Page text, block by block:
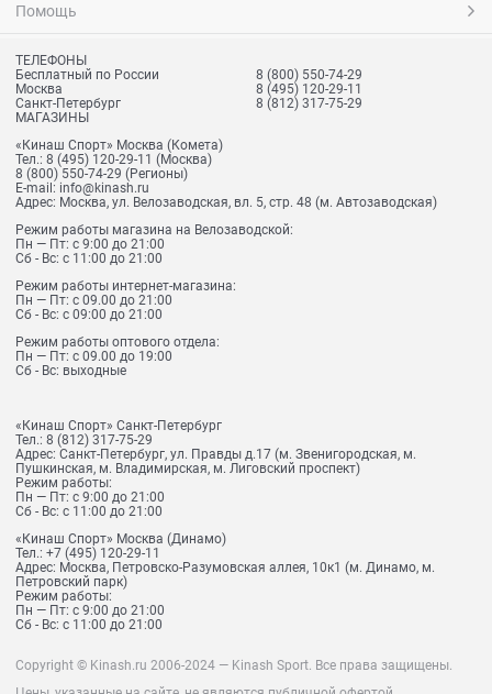
Помощь
ТЕЛЕФОНЫ
Бесплатный по России
8 (800) 550-74-29
Москва
8 (495) 120-29-11
Санкт-Петербург
8 (812) 317-75-29
МАГАЗИНЫ
«Кинаш Спорт» Москва (Комета)
Тел.: 8 (495) 120-29-11 (Москва)
8 (800) 550-74-29 (Регионы)
E-mail: info@kinash.ru
Адрес: Москва, ул. Велозаводская, вл. 5, стр. 48 (м. Автозаводская)
Режим работы магазина на Велозаводской:
Пн — Пт: с 9:00 до 21:00
Сб - Вс: с 11:00 до 21:00
Режим работы интернет-магазина:
Пн — Пт: с 09.00 до 21:00
Сб - Вс: с 09:00 до 21:00
Режим работы оптового отдела:
Пн — Пт: с 09.00 до 19:00
Сб - Вс: выходные
«Кинаш Спорт» Санкт-Петербург
Тел.: 8 (812) 317-75-29
Адрес: Санкт-Петербург, ул. Правды д.17 (м. Звенигородская, м.
Пушкинская, м. Владимирская, м. Лиговский проспект)
Режим работы:
Пн — Пт: с 9:00 до 21:00
Сб - Вс: с 11:00 до 21:00
«Кинаш Спорт» Москва (Динамо)
Тел.: +7 (495) 120-29-11
Адрес: Москва, Петровско-Разумовская аллея, 10к1 (м. Динамо, м.
Петровский парк)
Режим работы:
Пн — Пт: с 9:00 до 21:00
Сб - Вс: с 11:00 до 21:00
Copyright © Kinash.ru 2006-2024 — Kinash Sport. Все права защищены.